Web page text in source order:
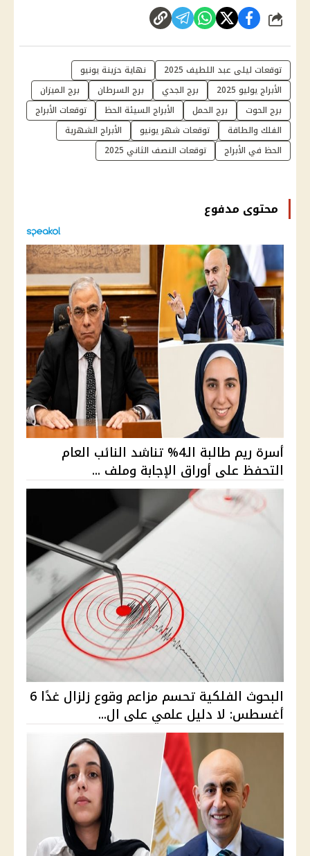
شارك
توقعات ليلى عبد اللطيف 2025
نهاية حزينة يونيو
الأبراج يوليو 2025
برج الجدي برج السرطان
برج الميزان
برج الحوت
برج الحمل الأبراج السيئة الحظ
توقعات الأبراج
الفلك والطاقة
توقعات شهر يونيو
الأبراج الشهرية
الحظ في الأبراج
توقعات النصف الثاني 2025
محتوى مدفوع
أسرة ريم طالبة الـ4% تناشد النائب العام
التحفظ على أوراق الإجابة وملف ...
البحوث الفلكية تحسم مزاعم وقوع زلزال غدًا 6
أغسطس: لا دليل علمي على ال...